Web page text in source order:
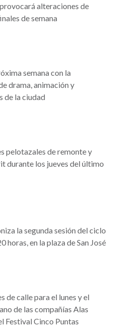
alteraciones de
de semana
semana con la
drama, animación y
de la ciudad
pelotazales de remonte y
durante los jueves del último
la segunda sesión del ciclo
horas, en la plaza de San José
de calle para el lunes y el
de las compañías Alas
Festival Cinco Puntas